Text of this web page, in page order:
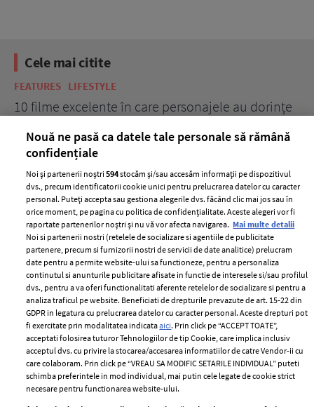
Cele mai citite
FEATURES LIFESTYLE
10 filme excelente în care personajele au dorințe
ELLE Style Awards
2024
Despre ELLE
Romania
Contact
Abonamente
Termeni si conditii
Politica de
confidențialitate
Politica de cookies
Publicitate
Nouă ne pasă ca datele tale personale să rămână
confidențiale
Noi și partenerii noștri594stocăm și/sau accesăm informații pe dispozitivul
dvs., precum identificatorii cookie unici pentru prelucrarea datelor cu caracter
personal. Puteți accepta sau gestiona alegerile dvs. făcând clic mai jos sau în
orice moment, pe pagina cu politica de confidențialitate. Aceste alegeri vor fi
raportate partenerilor noștri și nu vă vor afecta navigarea. Mai multe detalii
Noi si partenerii nostri (retelele de socializare si agentiile de publicitate
partenere, precum si furnizorii nostri de servicii de date analitice) prelucram
date pentru a permite website-ului sa functioneze, pentru a personaliza
continutul si anunturile publicitare afisate in functie de interesele si/sau profilul
dvs., pentru a va oferi functionalitati aferente retelelor de socializare si pentru a
analiza traficul pe website. Beneficiati de drepturile prevazute de art. 15-22 din
GDPR in legatura cu prelucrarea datelor cu caracter personal. Aceste drepturi pot
fi exercitate prin modalitatea indicataaici. Prin click pe “ACCEPT TOATE”,
acceptati folosirea tuturor Tehnologiilor de tip Cookie, care implica inclusiv
acceptul dvs. cu privire la stocarea/accesarea informatiilor de catre Vendor-ii cu
care colaboram. Prin click pe “VREAU SA MODIFIC SETARILE INDIVIDUAL” puteti
schimba preferintele in mod individual, mai putin cele legate de cookie strict
necesare pentru functionarea website-ului.